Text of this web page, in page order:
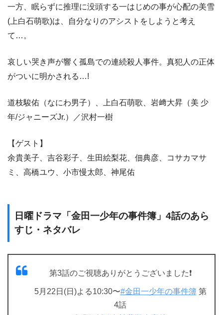
一方、眠らずに推理に没頭する一はじめの事が心配の美雪
(上白石萌歌)は、自分なりのアシストをしようと考え
て…。
哀しい哭き声が響く孤島での連続殺人事件。真犯人の正体
がついに明かされる…!
道枝駿佑（なにわ男子）、上白石萌歌、岩﨑大昇（美 少
年/ジャニーズJr.）／沢村一樹
【ゲスト】
余貴美子、吉谷彩子、生田絵梨花、佃典彦、コサカマサ
ミ、高橋ユウ、小市慢太郎、神尾佑
日曜ドラマ「金田一少年の事件簿」4話のあら
すじ・ネタバレ
第3話のご視聴ありがとうございました❗️
5月22日(日)よる10:30〜#金田一少年の事件簿第
4話